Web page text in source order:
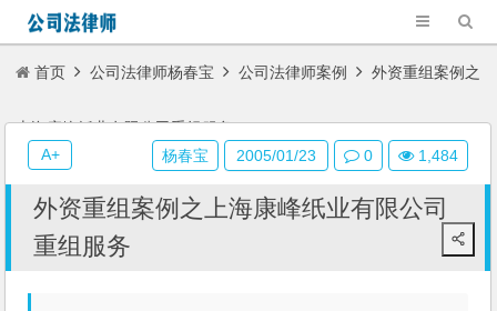
首页 公司法律师杨春宝 公司法律师案例 外资重组案例之
上海康峰纸业有限公司重组服务
外资重组案例之上海康峰纸业有限公司
重组服务
杨春宝 2005/01/23 0 1,484
A+